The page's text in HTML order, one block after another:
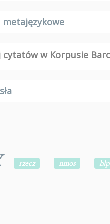
metajęzykowe
cytatów w Korpusie
rzecz nmos blp